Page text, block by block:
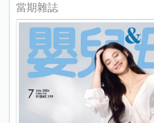
當期雜誌